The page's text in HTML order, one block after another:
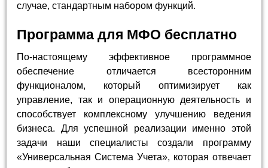
случае, стандартным набором функций.
Программа для МФО бесплатно
По-настоящему эффективное программное
обеспечение отличается всесторонним
функционалом, который оптимизирует как
управление, так и операционную деятельность и
способствует комплексному улучшению ведения
бизнеса. Для успешной реализации именно этой
задачи наши специалисты создали программу
«Универсальная Система Учета», которая отвечает